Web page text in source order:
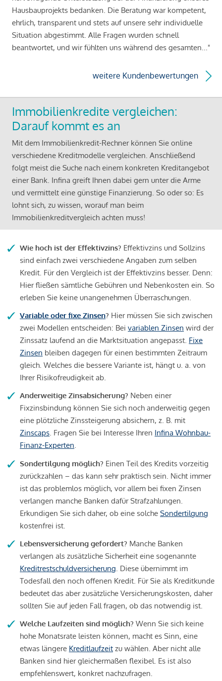
Hausbauprojekts bedanken. Die Beratung war kompetent,
ehrlich, transparent und stets auf unsere sehr individuelle
Situation abgestimmt. Alle Fragen wurden schnell
beantwortet, und wir fühlten uns während des gesamten..."
weitere Kundenbewertungen
Immobilienkredite vergleichen:
Darauf kommt es an
Mit dem Immobilienkredit-Rechner können Sie online
verschiedene Kreditmodelle vergleichen. Anschließend
folgt meist die Suche nach einem konkreten Kreditangebot
einer Bank. Infina greift Ihnen dabei gern unter die Arme
und vermittelt eine günstige Finanzierung. So oder so: Es
lohnt sich, zu wissen, worauf man beim
Immobilienkreditvergleich achten muss!
Wie hoch ist der Effektivzins? Effektivzins und Sollzins
sind einfach zwei verschiedene Angaben zum selben
Kredit. Für den Vergleich ist der Effektivzins besser. Denn:
Hier fließen sämtliche Gebühren und Nebenkosten ein. So
erleben Sie keine unangenehmen Überraschungen.
Variable oder fixe Zinsen? Hier müssen Sie sich zwischen
zwei Modellen entscheiden: Bei variablen Zinsen wird der
Zinssatz laufend an die Marktsituation angepasst. Fixe
Zinsen bleiben dagegen für einen bestimmten Zeitraum
gleich. Welches die bessere Variante ist, hängt u. a. von
Ihrer Risikofreudigkeit ab.
Anderweitige Zinsabsicherung? Neben einer
Fixzinsbindung können Sie sich noch anderweitig gegen
eine plötzliche Zinssteigerung absichern, z. B. mit
Zinscaps. Fragen Sie bei Interesse Ihren Infina Wohnbau-
Finanz-Experten.
Sondertilgung möglich? Einen Teil des Kredits vorzeitig
zurückzahlen – das kann sehr praktisch sein. Nicht immer
ist das problemlos möglich, vor allem bei fixen Zinsen
verlangen manche Banken dafür Strafzahlungen.
Erkundigen Sie sich daher, ob eine solche Sondertilgung
kostenfrei ist.
Lebensversicherung gefordert? Manche Banken
verlangen als zusätzliche Sicherheit eine sogenannte
Kreditrestschuldversicherung. Diese übernimmt im
Todesfall den noch offenen Kredit. Für Sie als Kreditkunde
bedeutet das aber zusätzliche Versicherungskosten, daher
sollten Sie auf jeden Fall fragen, ob das notwendig ist.
Welche Laufzeiten sind möglich? Wenn Sie sich keine
hohe Monatsrate leisten können, macht es Sinn, eine
etwas längere Kreditlaufzeit zu wählen. Aber nicht alle
Banken sind hier gleichermaßen flexibel. Es ist also
empfehlenswert, konkret nachzufragen.